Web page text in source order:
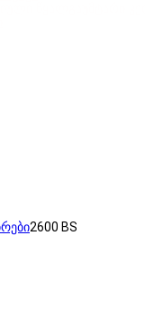
2600 BS